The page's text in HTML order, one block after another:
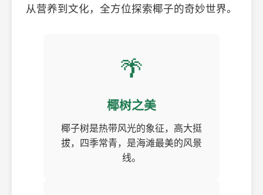
从营养到文化，全方位探索椰子的奇妙世界。
🌴
椰树之美
椰子树是热带风光的象征，高大挺
拔，四季常青，是海滩最美的风景
线。